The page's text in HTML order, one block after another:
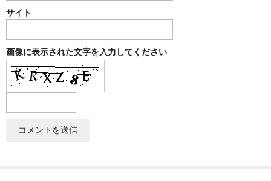
サイト
画像に表示された文字を入力してください